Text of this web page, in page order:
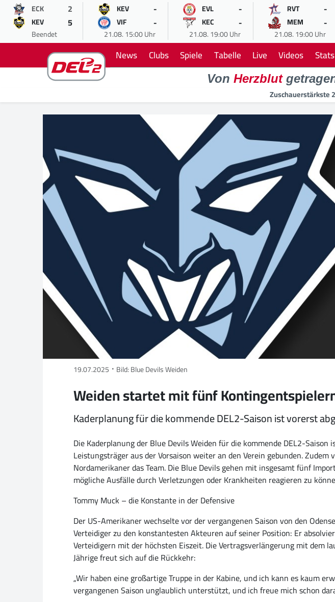
ECK 2
KEV 5
Beendet
KEV -
VIF -
21.08. 15:00 Uhr
EVL -
KEC -
21.08. 19:00 Uhr
RVT -
MEM -
21.08. 19:00 Uhr
News Clubs Spiele Tabelle Live Videos Stats
Von Herzblut
Zuschauerstärkste
19.07.2025 Bild: Blue Devils Weiden
Weiden startet mit fünf
Kaderplanung für die kommende DEL2-Saison ist vorerst
Die Kaderplanung der Blue Devils Weiden für die kommende DEL2-
Leistungsträger aus der Vorsaison weiter an den Verein gebunden.
Nordamerikaner das Team. Die Blue Devils gehen mit insgesamt fünf
mögliche Ausfälle durch Verletzungen oder Krankheiten reagieren zu
Tommy Muck – die Konstante in der Defensive
Der US-Amerikaner wechselte vor der vergangenen Saison von den
Verteidiger zu den konstantesten Akteuren auf seiner Position: Er
Verteidigern mit der höchsten Eiszeit. Die Vertragsverlängerung mit
Jährige freut sich auf die Rückkehr:
„Wir haben eine großartige Truppe in der Kabine, und ich kann es kaum
vergangenen Saison unglaublich unterstützt, und ich freue mich schon